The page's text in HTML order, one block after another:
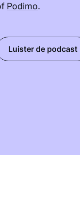
Podimo.
Luister de podcast